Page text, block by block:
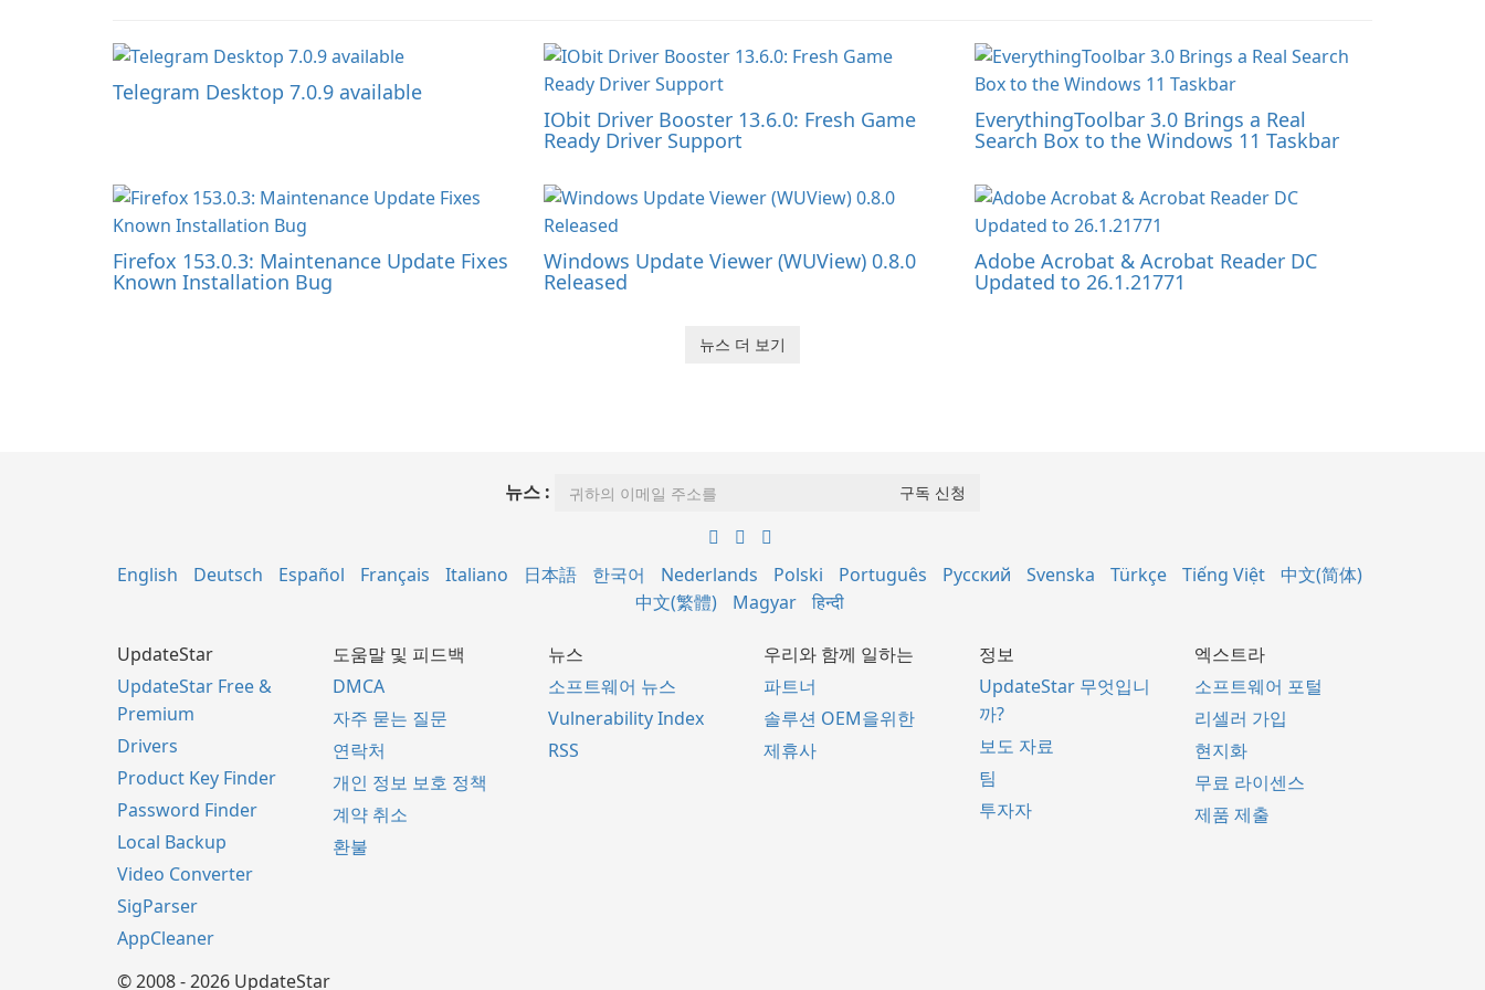
Telegram Desktop 7.0.9 available
IObit Driver Booster 13.6.0: Fresh Game
Ready Driver Support
EverythingToolbar 3.0 Brings a Real
Search Box to the Windows 11 Taskbar
Firefox 153.0.3: Maintenance Update Fixes
Known Installation Bug
Windows Update Viewer (WUView) 0.8.0
Released
Adobe Acrobat & Acrobat Reader DC
Updated to 26.1.21771
뉴스 더 보기
뉴스 :
English Deutsch Español Français Italiano 日本語 한국어 Nederlands Polski Português Русский Svenska Türkçe Tiếng Việt
中文(简体)
中文(繁體)
Magyar हिन्दी
UpdateStar
UpdateStar Free &
Premium
Drivers
Product Key Finder
Password Finder
Local Backup
Video Converter
SigParser
AppCleaner
도움말 및 피드백
DMCA
자주 묻는 질문
연락처
개인 정보 보호 정책
계약 취소
환불
뉴스
소프트웨어 뉴스
Vulnerability Index
RSS
우리와 함께 일하는
파트너
솔루션 OEM을위한
제휴사
정보
UpdateStar 무엇입니
까?
보도 자료
팀
투자자
엑스트라
소프트웨어 포털
리셀러 가입
현지화
무료 라이센스
제품 제출
© 2008 - 2026 UpdateStar